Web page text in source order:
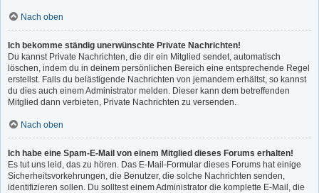
Nach oben
Ich bekomme ständig unerwünschte Private Nachrichten!
Du kannst Private Nachrichten, die dir ein Mitglied sendet, automatisch
löschen, indem du in deinem persönlichen Bereich eine entsprechende Regel
erstellst. Falls du belästigende Nachrichten von jemandem erhältst, so kannst
du dies auch einem Administrator melden. Dieser kann dem betreffenden
Mitglied dann verbieten, Private Nachrichten zu versenden.
Nach oben
Ich habe eine Spam-E-Mail von einem Mitglied dieses Forums erhalten!
Es tut uns leid, das zu hören. Das E-Mail-Formular dieses Forums hat einige
Sicherheitsvorkehrungen, die Benutzer, die solche Nachrichten senden,
identifizieren sollen. Du solltest einem Administrator die komplette E-Mail, die